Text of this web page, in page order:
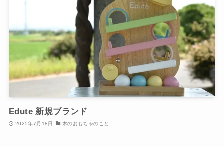
Edute 新規ブランド
2025年7月18日 木のおもちゃのこと